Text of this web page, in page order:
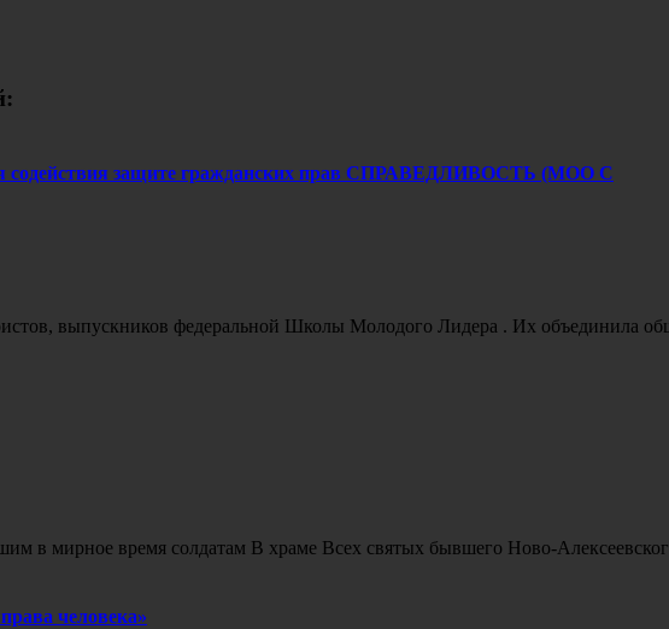
содействия защите гражданских прав СПРАВЕДЛИВОСТЬ (МОО С
выпускников федеральной Школы Молодого Лидера . Их объединила
в мирное время солдатам В храме Всех святых бывшего Ново-
человека»